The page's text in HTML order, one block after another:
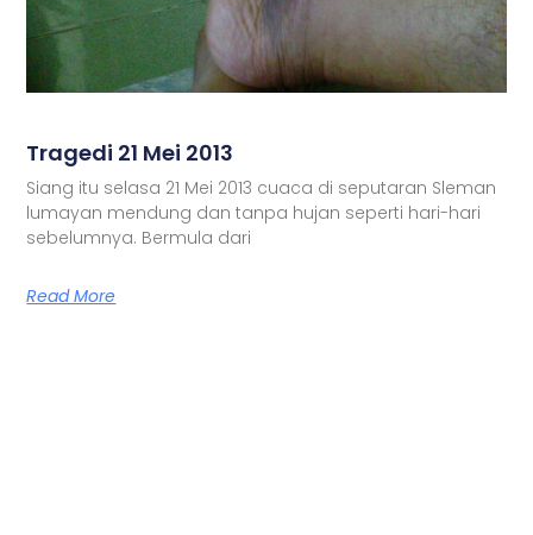
Tragedi 21 Mei 2013
Siang itu selasa 21 Mei 2013 cuaca di seputaran Sleman
lumayan mendung dan tanpa hujan seperti hari-hari
sebelumnya. Bermula dari
Read More